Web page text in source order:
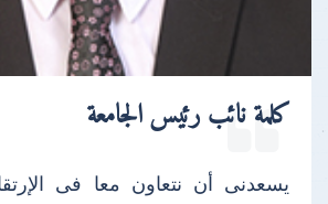
كلمة نائب رئيس الجامعة
يسعدنى أن نتعاون معا فى